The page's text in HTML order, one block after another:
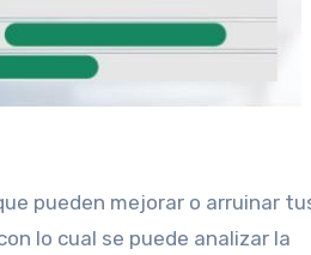
pueden mejorar o arruinar
lo cual se puede analizar la